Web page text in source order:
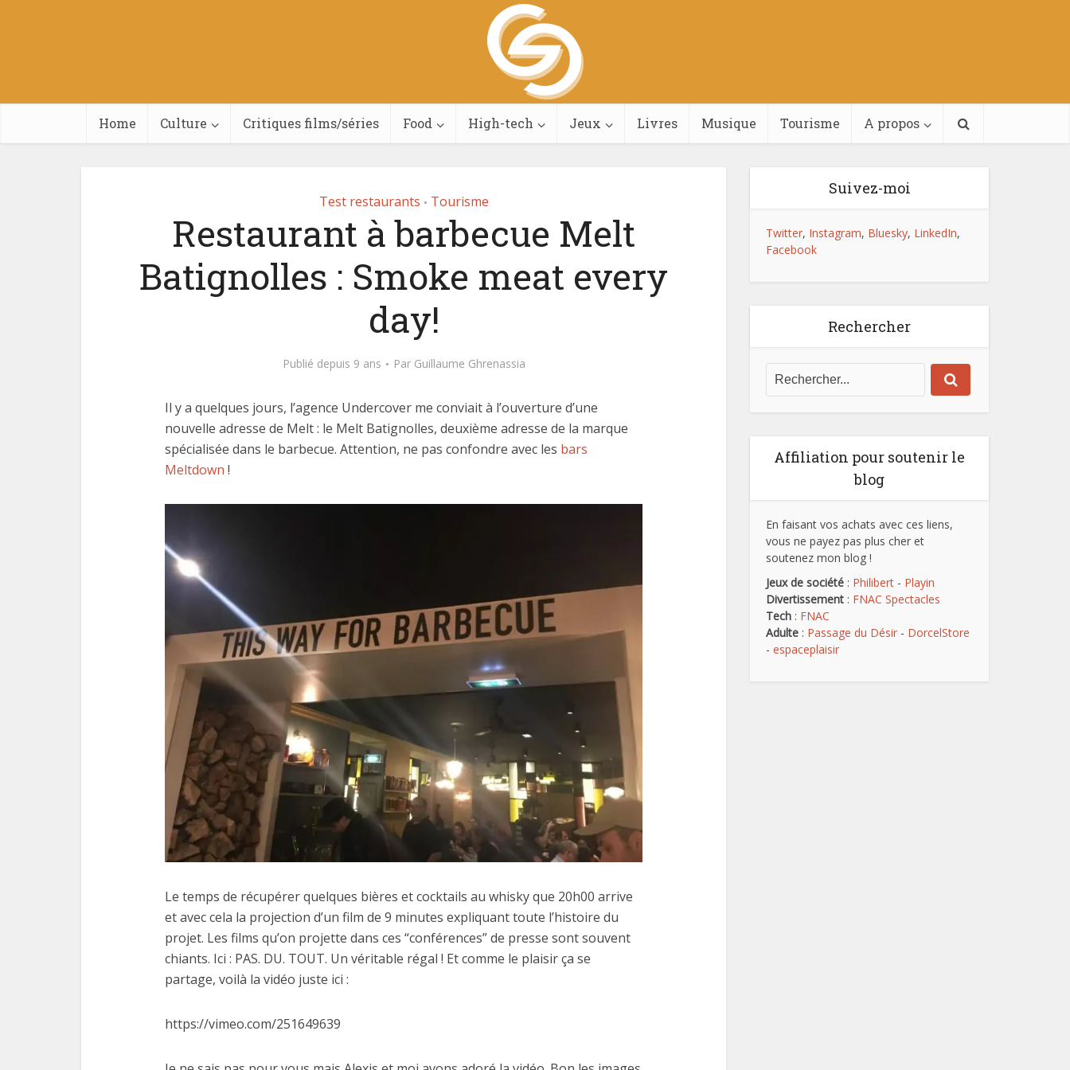
Home Culture Critiques films/séries Food High-tech Jeux Livres Musique Tourisme A propos
Test restaurants • Tourisme
Restaurant à barbecue Melt
Batignolles : Smoke meat every
day!
Publié depuis 9 ans Par Guillaume Ghrenassia
Il y a quelques jours, l’agence Undercover me conviait à l’ouverture d’une
nouvelle adresse de Melt : le Melt Batignolles, deuxième adresse de la marque
spécialisée dans le barbecue. Attention, ne pas confondre avec les bars
Meltdown !
Le temps de récupérer quelques bières et cocktails au whisky que 20h00 arrive
et avec cela la projection d’un film de 9 minutes expliquant toute l’histoire du
projet. Les films qu’on projette dans ces “conférences” de presse sont souvent
chiants. Ici : PAS. DU. TOUT. Un véritable régal ! Et comme le plaisir ça se
partage, voilà la vidéo juste ici :
https://vimeo.com/251649639
Suivez-moi
Twitter, Instagram, Bluesky, LinkedIn,
Facebook
Rechercher
Affiliation pour soutenir le
blog
En faisant vos achats avec ces liens,
vous ne payez pas plus cher et
soutenez mon blog !
Jeux de société : Philibert - Playin
Divertissement : FNAC Spectacles
Tech : FNAC
Adulte : Passage du Désir - DorcelStore
- espaceplaisir